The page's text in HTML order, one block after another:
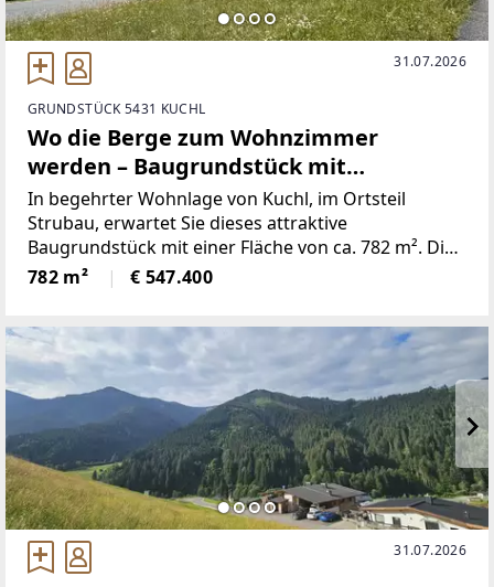
31.07.2026
GRUNDSTÜCK 5431 KUCHL
Wo die Berge zum Wohnzimmer
werden – Baugrundstück mit
Panoramaausblick in Bestlage von
Kuchl
In begehrter Wohnlage von Kuchl, im Ortsteil
Strubau, erwartet Sie dieses attraktive
Baugrundstück mit einer Fläche von ca. 782 m². Die
leichte Hanglage, die sonnige Südostausrichtung
und der beeindruckende Rundumblick auf die
782 m² € 547.400
31.07.2026